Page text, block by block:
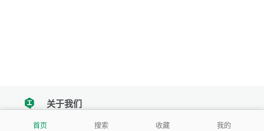
首页 搜索 收藏 我的
tencent关于我们
我们努力把每一个工具做成批量处理的产品